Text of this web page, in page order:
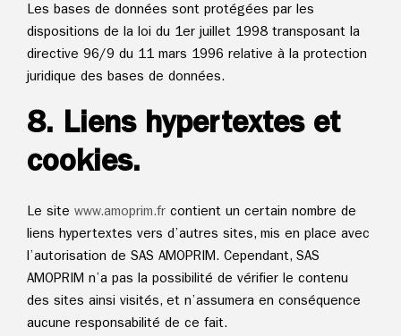
Les bases de données sont protégées par les
dispositions de la loi du 1er juillet 1998 transposant la
directive 96/9 du 11 mars 1996 relative à la protection
juridique des bases de données.
8. Liens hypertextes et
cookies.
Le site www.amoprim.fr contient un certain nombre de
liens hypertextes vers d’autres sites, mis en place avec
l’autorisation de SAS AMOPRIM. Cependant, SAS
AMOPRIM n’a pas la possibilité de vérifier le contenu
des sites ainsi visités, et n’assumera en conséquence
aucune responsabilité de ce fait.